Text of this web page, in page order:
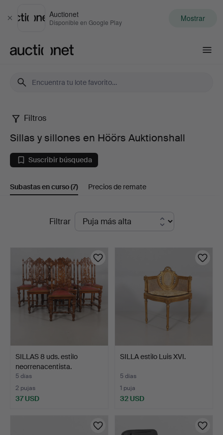
Cerrar
Auctionet
Disponible en Google Play Mostrar
Sillas
sillones
en
Filtros
Sillas y sillones en Höörs Auktionshall
Suscribir búsqueda
Subastas en curso(7) Precios de remate
Subastas
curso
Filtrar
SILLAS 8 uds. estilo
neorrenacentista.
5 días
2 pujas
37 USD
SILLA estilo Luis XVI.
5 días
1 puja
32 USD